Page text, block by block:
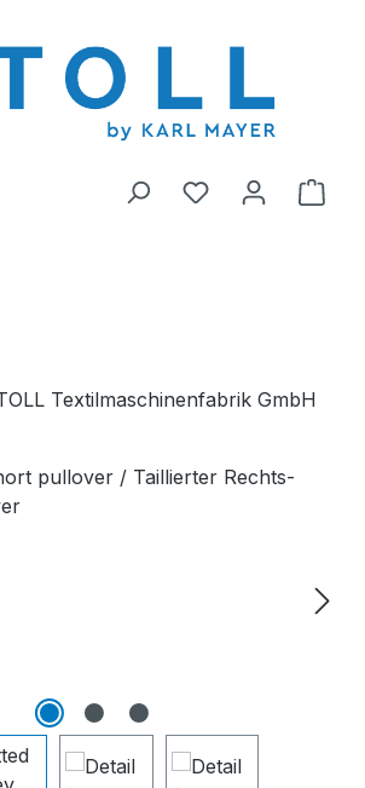
Vous avez 0Le
Textilmaschinenfabrik GmbH
d'images